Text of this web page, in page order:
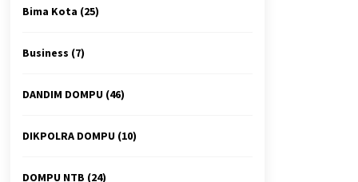
Bima Kota (25)
Business (7)
DANDIM DOMPU (46)
DIKPOLRA DOMPU (10)
DOMPU NTB (24)